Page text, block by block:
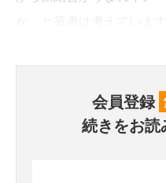
会員登録
続きをお